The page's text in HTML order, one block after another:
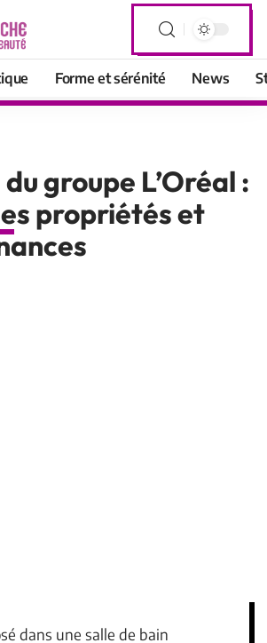
Forme et sérénité News
groupe L’Oréal :
propriétés et
dans une salle de bain